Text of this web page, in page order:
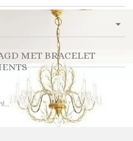
MET BRACELET